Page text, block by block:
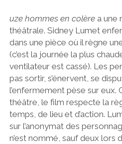
uze hommes en colèrea une
théâtrale. Sidney Lumet
dans une pièce où il règne
(c’est la journée la plus
ventilateur est cassé). Les
pas sortir, s’énervent, se
l’enfermement pèse sur eux.
théâtre, le film respecte la
temps, de lieu et d’action.
sur l’anonymat des
n’est nommé, sauf deux lors